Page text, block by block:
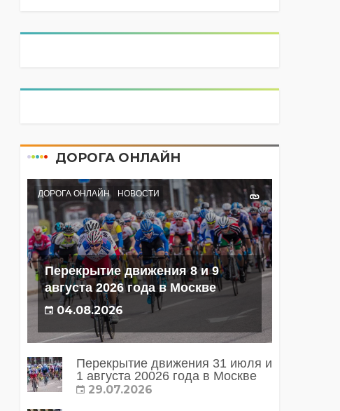
ДОРОГА ОНЛАЙН
ДОРОГА ОНЛАЙН НОВОСТИ
Перекрытие движения 8 и 9
августа 2026 года в Москве
04.08.2026
Перекрытие движения 31 июля и
1 августа 20026 года в Москве
29.07.2026